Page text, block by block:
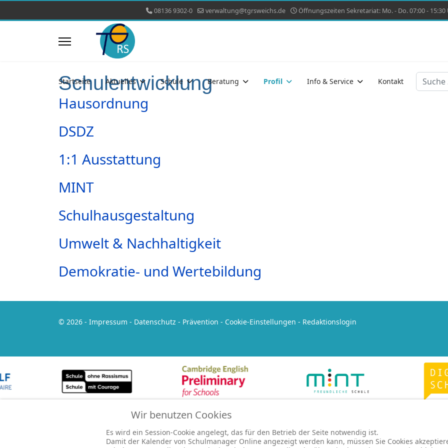
08136 9302-0 verwaltung@tgrsweichs.de Öffnungszeiten Sekretariat: Mo. - Do. 07:00 - 15:30
Startseite Aktuelles Schule Beratung Profil Info & Service Kontakt Suchen
Schulentwicklung
Hausordnung
DSDZ
1:1 Ausstattung
MINT
Schulhausgestaltung
Umwelt & Nachhaltigkeit
Demokratie- und Wertebildung
© 2026 - Impressum - Datenschutz - Prävention - Cookie-Einstellungen - Redaktionslogin
Wir benutzen Cookies
Es wird ein Session-Cookie angelegt, das für den Betrieb der Seite notwendig ist.
Damit der Kalender von Schulmanager Online angezeigt werden kann, müssen Sie Cookies